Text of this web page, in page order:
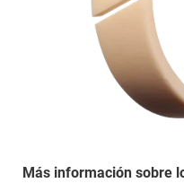
Más información sobre